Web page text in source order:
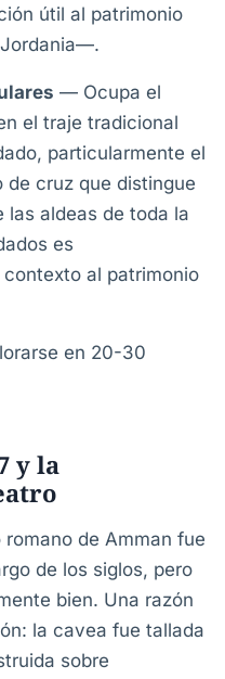
útil al patrimonio
— Ocupa el
el traje tradicional
particularmente el
de cruz que distingue
las aldeas de toda la
es
al patrimonio
en 20-30
y la
de Amman fue
de los siglos, pero
bien. Una razón
la cavea fue tallada
sobre